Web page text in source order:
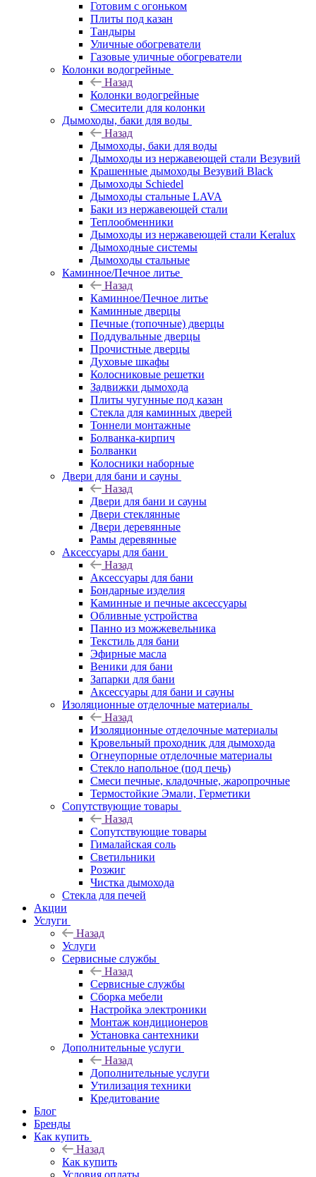
Готовим с огоньком
Плиты под казан
Тандыры
Уличные обогреватели
Газовые уличные обогреватели
Колонки водогрейные
Назад
Колонки водогрейные
Смесители для колонки
Дымоходы, баки для воды
Назад
Дымоходы, баки для воды
Дымоходы из нержавеющей стали Везувий
Крашенные дымоходы Везувий Black
Дымоходы Schiedel
Дымоходы стальные LAVA
Баки из нержавеющей стали
Теплообменники
Дымоходы из нержавеющей стали Keralux
Дымоходные системы
Дымоходы стальные
Каминное/Печное литье
Назад
Каминное/Печное литье
Каминные дверцы
Печные (топочные) дверцы
Поддувальные дверцы
Прочистные дверцы
Духовые шкафы
Колосниковые решетки
Задвижки дымохода
Плиты чугунные под казан
Стекла для каминных дверей
Тоннели монтажные
Болванка-кирпич
Болванки
Колосники наборные
Двери для бани и сауны
Назад
Двери для бани и сауны
Двери стеклянные
Двери деревянные
Рамы деревянные
Аксессуары для бани
Назад
Аксессуары для бани
Бондарные изделия
Каминные и печные аксессуары
Обливные устройства
Панно из можжевельника
Текстиль для бани
Эфирные масла
Веники для бани
Запарки для бани
Аксессуары для бани и сауны
Изоляционные отделочные материалы
Назад
Изоляционные отделочные материалы
Кровельный проходник для дымохода
Огнеупорные отделочные материалы
Стекло напольное (под печь)
Смеси печные, кладочные, жаропрочные
Термостойкие Эмали, Герметики
Сопутствующие товары
Назад
Сопутствующие товары
Гималайская соль
Светильники
Розжиг
Чистка дымохода
Стекла для печей
Акции
Услуги
Назад
Услуги
Сервисные службы
Назад
Сервисные службы
Сборка мебели
Настройка электроники
Монтаж кондиционеров
Установка сантехники
Дополнительные услуги
Назад
Дополнительные услуги
Утилизация техники
Кредитование
Блог
Бренды
Как купить
Назад
Как купить
Условия оплаты